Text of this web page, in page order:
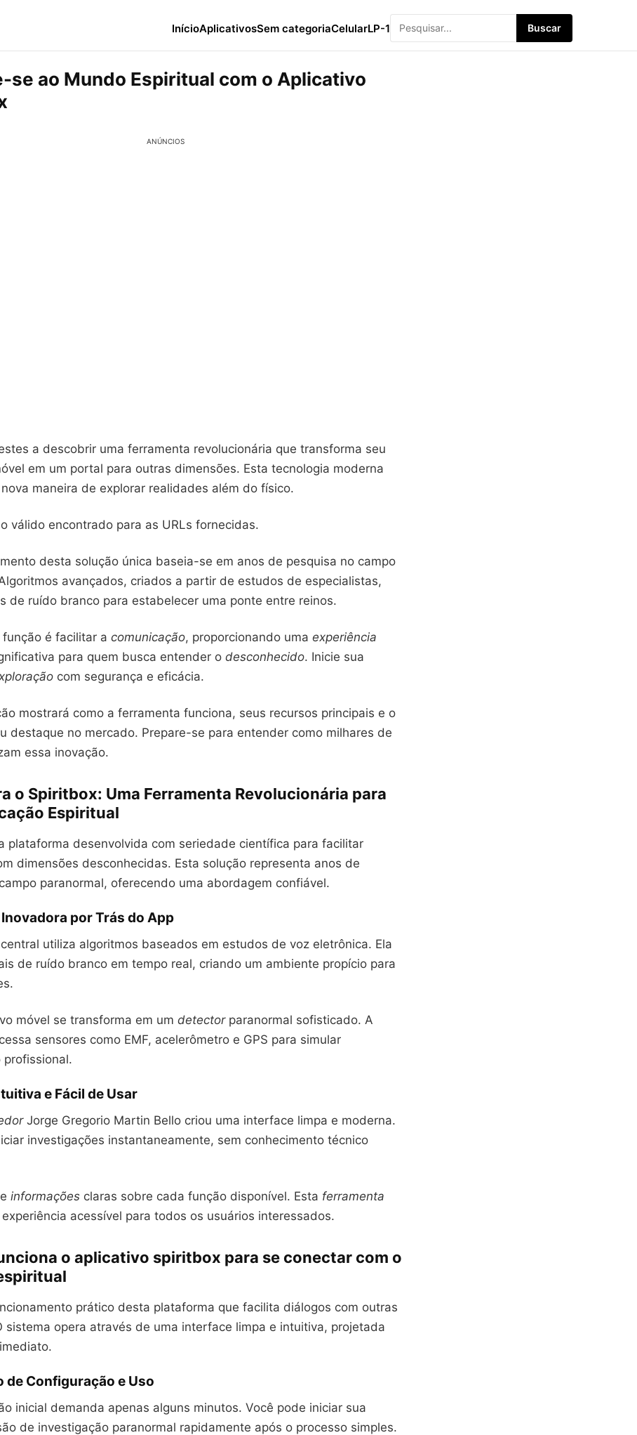
InícioAplicativosSem categoriaCelularLP-1 Buscar
se ao Mundo Espiritual com o Aplicativo
ANÚNCIOS
a descobrir uma ferramenta revolucionária que transforma seu
em um portal para outras dimensões. Esta tecnologia moderna
maneira de explorar realidades além do físico.
válido encontrado para as URLs fornecidas.
desta solução única baseia-se em anos de pesquisa no campo
avançados, criados a partir de estudos de especialistas,
de ruído branco para estabelecer uma ponte entre reinos.
função é facilitar a comunicação, proporcionando uma experiência
para quem busca entender o desconhecido. Inicie sua
com segurança e eficácia.
mostrará como a ferramenta funciona, seus recursos principais e o
destaque no mercado. Prepare-se para entender como milhares de
essa inovação.
o Spiritbox: Uma Ferramenta Revolucionária para
Espiritual
plataforma desenvolvida com seriedade científica para facilitar
dimensões desconhecidas. Esta solução representa anos de
paranormal, oferecendo uma abordagem confiável.
por Trás do App
central utiliza algoritmos baseados em estudos de voz eletrônica. Ela
de ruído branco em tempo real, criando um ambiente propício para
móvel se transforma em um detectorparanormal sofisticado. A
sensores como EMF, acelerômetro e GPS para simular
profissional.
e Fácil de Usar
Jorge Gregorio Martin Bello criou uma interface limpa e moderna.
investigações instantaneamente, sem conhecimento técnico
informações claras sobre cada função disponível. Esta ferramenta
acessível para todos os usuários interessados.
o aplicativo spiritbox para se conectar com o
prático desta plataforma que facilita diálogos com outras
sistema opera através de uma interface limpa e intuitiva, projetada
de Configuração e Uso
inicial demanda apenas alguns minutos. Você pode iniciar sua
de investigação paranormal rapidamente após o processo simples.